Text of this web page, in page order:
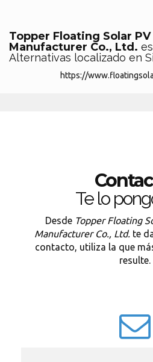
Topper Floating Solar
Manufacturer Co., Ltd.
Alternativas localizado en
https://
Te lo
Desde Topper Floating
Manufacturer Co., Ltd.te
contacto, utiliza la que
resulte.